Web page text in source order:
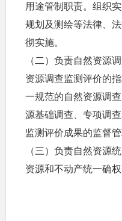
用途管制职责。组织
规划及测绘等法律、
彻实施。
（二）负责自然资源
资源调查监测评价的
一规范的自然资源调
源基础调查、专项调
监测评价成果的监督管
（三）负责自然资源
资源和不动产统一确